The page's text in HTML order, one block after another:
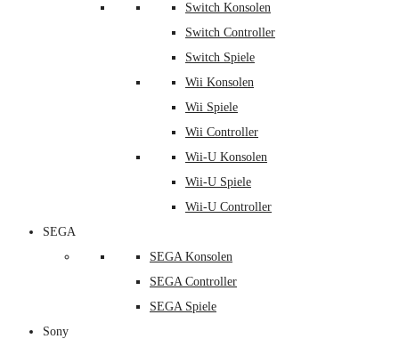
Switch Konsolen
Switch Controller
Switch Spiele
Wii Konsolen
Wii Spiele
Wii Controller
Wii-U Konsolen
Wii-U Spiele
Wii-U Controller
SEGA
SEGA Konsolen
SEGA Controller
SEGA Spiele
Sony